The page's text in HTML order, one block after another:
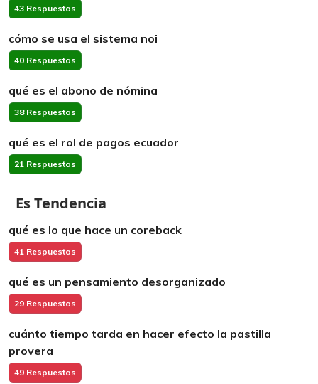
43 Respuestas
cómo se usa el sistema noi
40 Respuestas
qué es el abono de nómina
38 Respuestas
qué es el rol de pagos ecuador
21 Respuestas
Es Tendencia
qué es lo que hace un coreback
41 Respuestas
qué es un pensamiento desorganizado
29 Respuestas
cuánto tiempo tarda en hacer efecto la pastilla
provera
49 Respuestas